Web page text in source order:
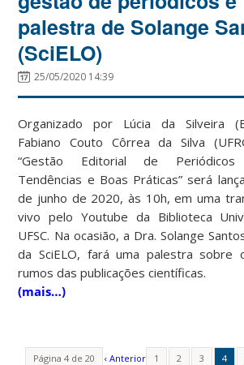
palestra de Solange
(SciELO)
25/05/2020 14:39
Organizado por Lúcia da Silveira
Fabiano Couto Côrrea da Silva
“Gestão Editorial de Periódicos
Tendências e Boas Práticas” será
de junho de 2020, às 10h, em uma
vivo pelo Youtube da Biblioteca
UFSC. Na ocasião, a Dra. Solange
da SciELO, fará uma palestra sobre
rumos das publicações científicas.
(mais…)
Página 4 de 20 ‹ Anterior 1 2 3 4